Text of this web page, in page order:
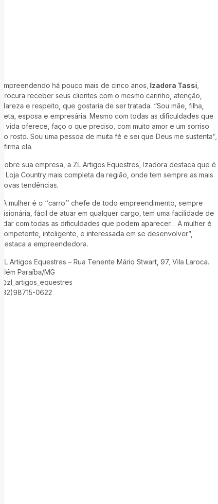
Empreendendo há pouco mais de cinco anos, Izadora Tassi
procura receber seus clientes com o mesmo carinho, atenção,
clareza e respeito, que gostaria de ser tratada. “Sou mãe, filha,
neta, esposa e empresária. Mesmo com todas as dificuldades que
a vida oferece, faço o que preciso, com muito amor e um sorriso
no rosto. Sou uma pessoa de muita fé e sei que Deus me sustenta”,
afirma ela.
Sobre sua empresa, a ZL Artigos Equestres, Izadora destaca que é
a Loja Country mais completa da região, onde tem sempre as mais
novas tendências.
“A mulher é o ‘’carro’’ chefe de todo empreendimento, sempre
visionária, fácil de atuar em qualquer cargo, tem uma facilidade de
lidar com todas as dificuldades que podem aparecer… A mulher é
competente, inteligente, e interessada em se desenvolver”,
destaca a empreendedora.
ZL Artigos Equestres – Rua Tenente Mário Stwart, 97, Vila Laroca.
Além Paraíba/MG
@zl_artigos_equestres
(32)98715-0622